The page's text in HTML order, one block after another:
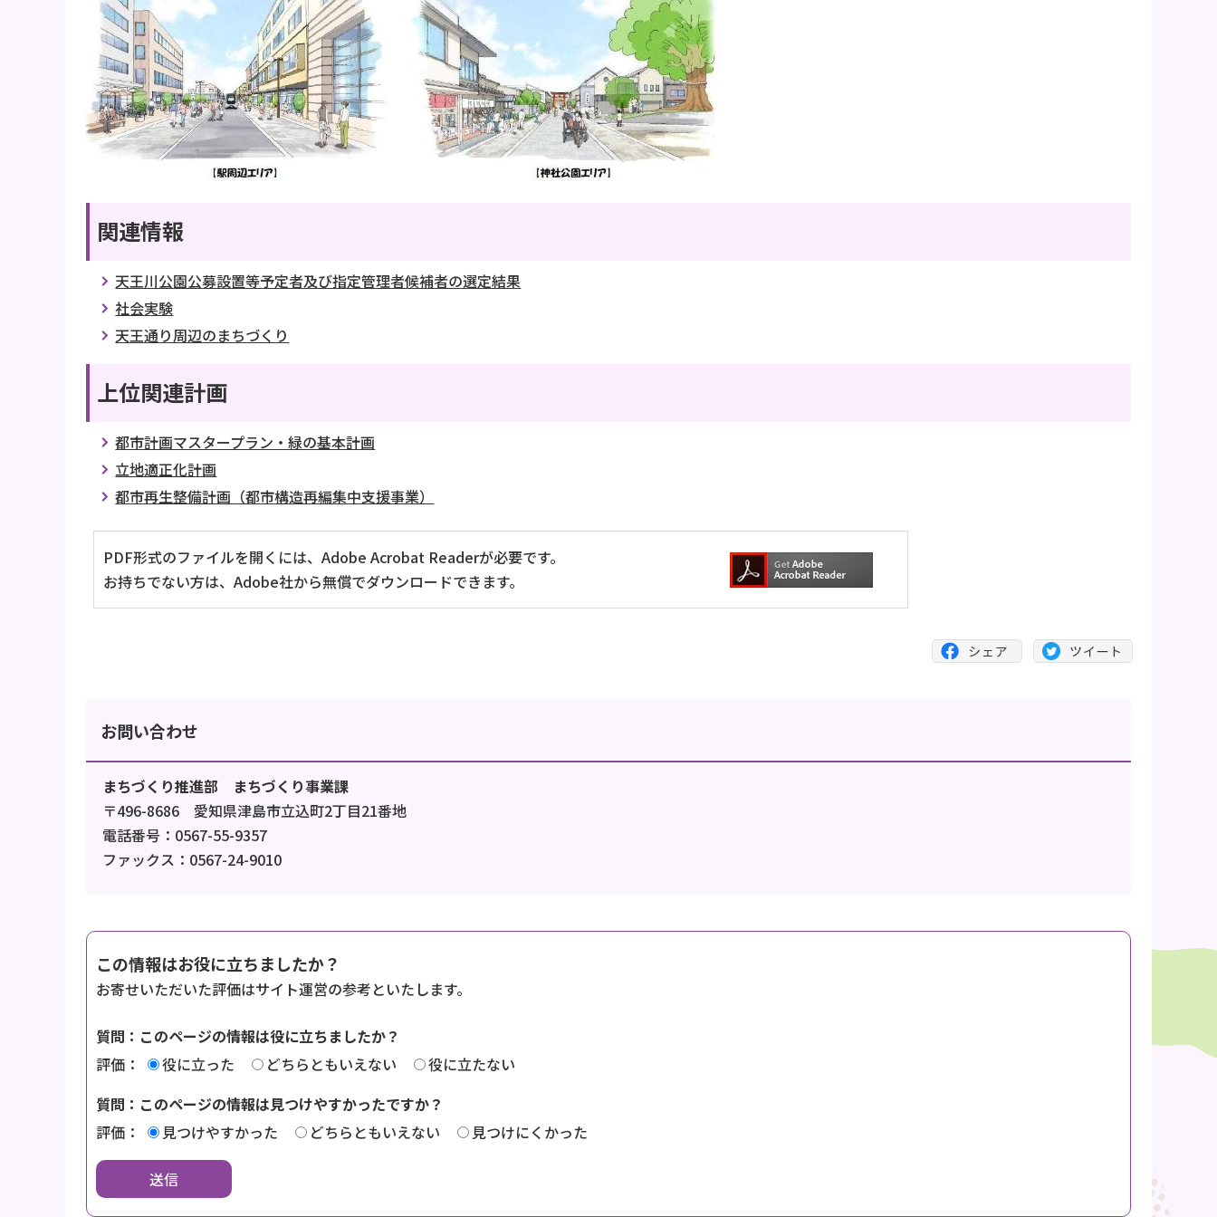
関連情報
天王川公園公募設置等予定者及び指定管理者候補者の選定結果
社会実験
天王通り周辺のまちづくり
上位関連計画
都市計画マスタープラン・緑の基本計画
立地適正化計画
都市再生整備計画（都市構造再編集中支援事業）
PDF形式のファイルを開くには、Adobe Acrobat Readerが必要です。
お持ちでない方は、Adobe社から無償でダウンロードできます。
お問い合わせ
まちづくり推進部 まちづくり事業課
〒496-8686 愛知県津島市立込町2丁目21番地
電話番号：0567-55-9357
ファックス：0567-24-9010
この情報はお役に立ちましたか？
お寄せいただいた評価はサイト運営の参考といたします。
質問：このページの情報は役に立ちましたか？
評価：
役に立った どちらともいえない
役に立たない
質問：このページの情報は見つけやすかったですか？
評価：
見つけやすかった どちらともいえない 見つけにくかった